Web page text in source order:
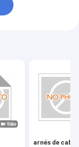
arnés de cable